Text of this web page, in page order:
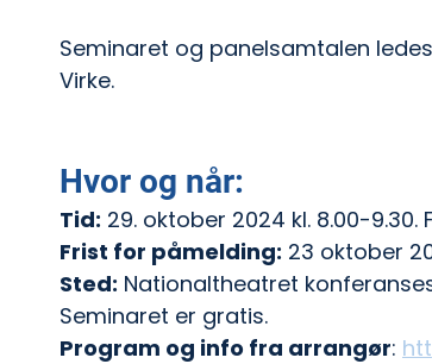
Seminaret og panelsamtalen
Virke.
Hvor og når:
Tid: 29. oktober 2024 kl. 8.00-9.30.
Frist for påmelding: 23 oktober
Sted: Nationaltheatret
Seminaret er gratis.
Program og info fra arrangør: